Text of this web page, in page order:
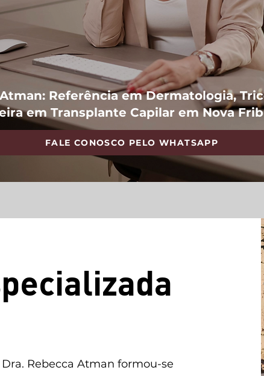
Referência em Dermatologia,
em Transplante Capilar em Nova
FALE CONOSCO PELO WHATSAPP
Rebecca Atman formou-se